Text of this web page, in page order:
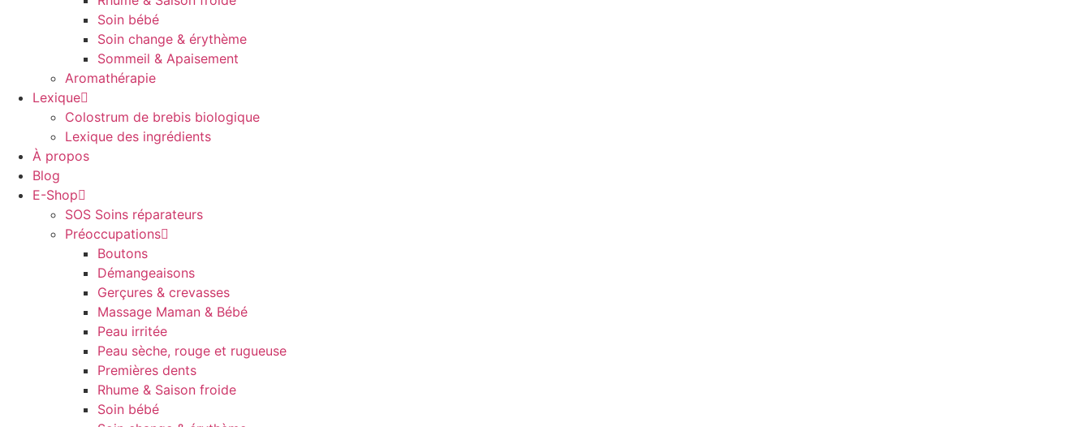
Soin bébé
Soin change & érythème
Sommeil & Apaisement
Aromathérapie
Lexique
Colostrum de brebis biologique
Lexique des ingrédients
À propos
Blog
E-Shop
SOS Soins réparateurs
Préoccupations
Boutons
Démangeaisons
Gerçures & crevasses
Massage Maman & Bébé
Peau irritée
Peau sèche, rouge et rugueuse
Premières dents
Rhume & Saison froide
Soin bébé